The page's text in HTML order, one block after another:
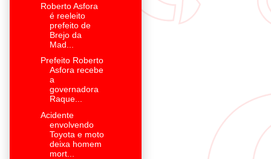
Roberto Asfora
é reeleito
prefeito de
Brejo da
Mad...
Prefeito Roberto
Asfora recebe
a
governadora
Raque...
Acidente
envolvendo
Toyota e moto
deixa homem
mort...